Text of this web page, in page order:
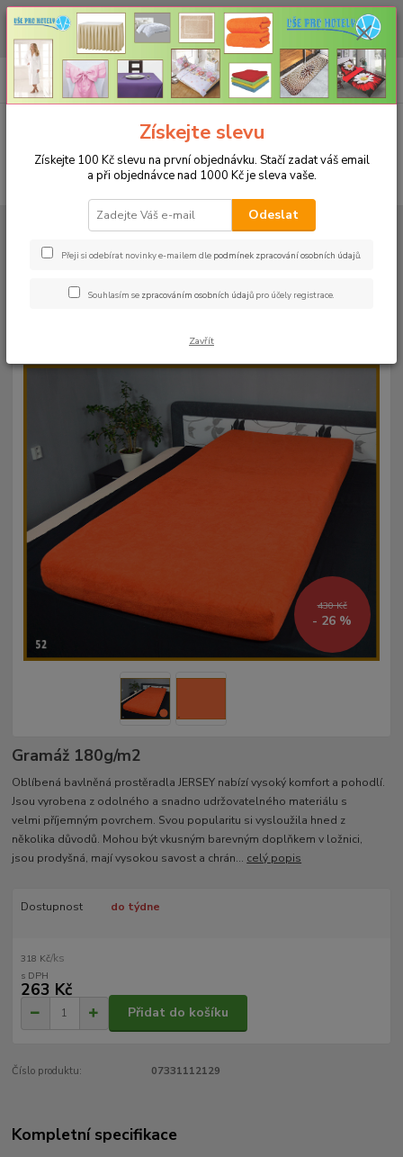
CHCETE NAKOUPIT VĚTŠÍ MNOŽSTVÍ NAŠICH PRODUKTŮ ZA LEPŠÍ
CENU? Klikněte ZDE
CZK
+420 773 794 023
Pondělí-pátek 9-16 hodin
0ks
za0 Kč
PROSTĚRADLA
Bavlněné prostěradla JERSEY s gumou - 45 barev
52 mandarinka
Bavlněné prostěradlo JERSEY
430 Kč
- 26 %
Gramáž 180g/m2
Oblíbená bavlněná prostěradla JERSEY nabízí vysoký komfort a pohodlí.
Jsou vyrobena z odolného a snadno udržovatelného materiálu s
velmi příjemným povrchem. Svou popularitu si vysloužila hned z
několika důvodů. Mohou být vkusným barevným doplňkem v ložnici,
jsou prodyšná, mají vysokou savost a chrán... celý popis
Dostupnost do týdne
318 Kč/ks
263 Kč
Přidat do košíku
Číslo produktu: 07331112129
Kompletní specifikace
Získejte slevu
Získejte 100 Kč slevu na první objednávku. Stačí zadat váš email
a při objednávce nad 1000 Kč je sleva vaše.
Odeslat
Přeji si odebírat novinky e-mailem dle podmínek zpracování osobních údajů.
Souhlasím se zpracováním osobních údajů pro účely registrace.
Zavřít